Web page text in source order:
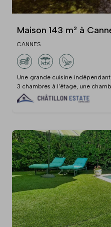
Maison 143 m² à
CANNES
Une grande cuisine
3 chambres à l'étage, une